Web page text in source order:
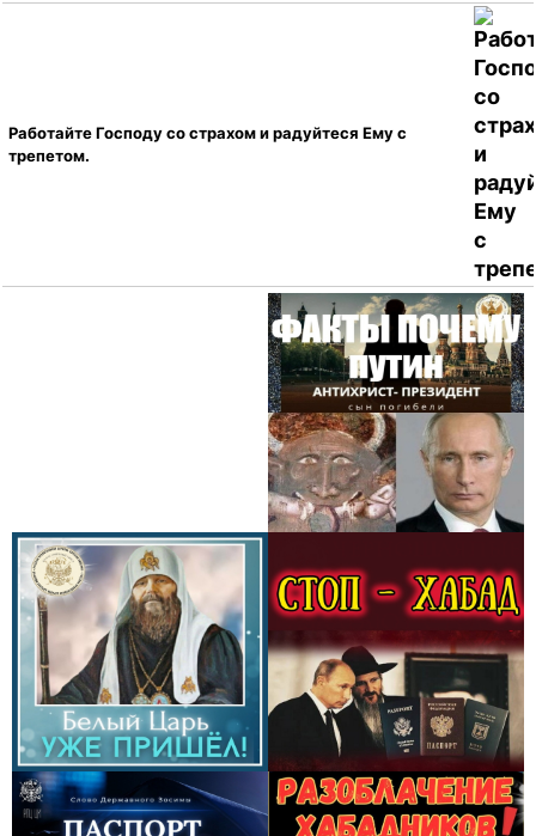
Работайте Господу со страхом и радуйтеся Ему с
трепетом.